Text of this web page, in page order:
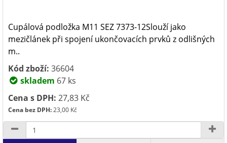
Cupálová podložka M11 SEZ 7373-12Slouží jako
mezičlánek při spojení ukončovacích prvků z odlišných
m..
Kód zboží: 36604
skladem 67 ks
Cena s DPH: 27,83 Kč
Cena bez DPH:23,00 Kč